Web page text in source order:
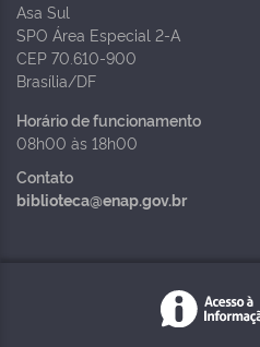
Asa Sul
SPO Área Especial 2-A
CEP 70.610-900
Brasília/DF
Horário de funcionamento
08h00 às 18h00
Contato
biblioteca@enap.gov.br